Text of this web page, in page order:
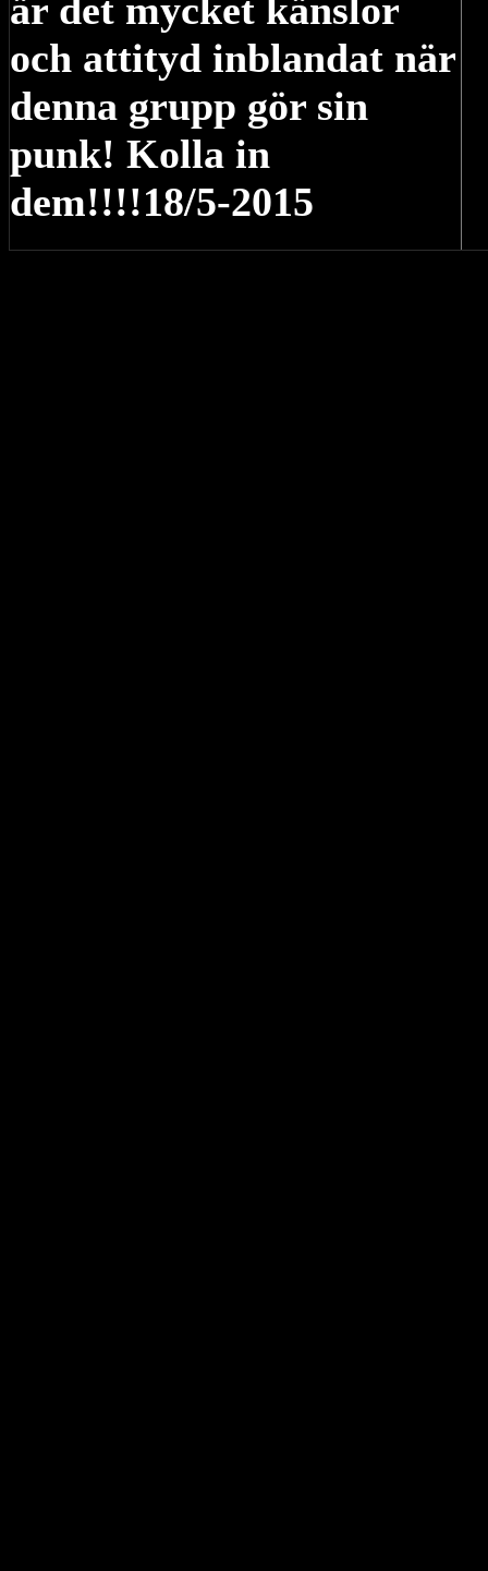
är det mycket känslor
och attityd inblandat när
denna grupp gör sin
punk! Kolla in
dem!!!!18/5-2015